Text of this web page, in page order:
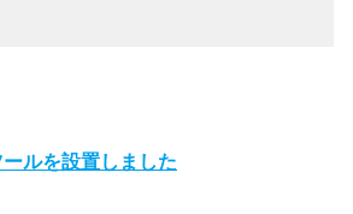
ルを設置しました